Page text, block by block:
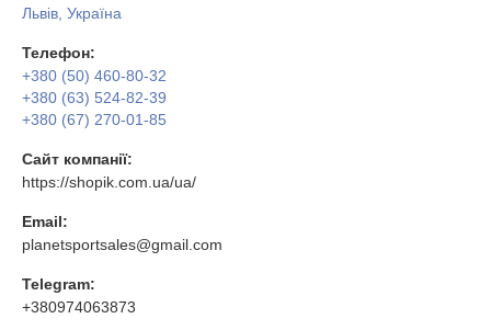
Львів, Україна
Телефон:
+380 (50) 460-80-32
+380 (63) 524-82-39
+380 (67) 270-01-85
Сайт компанії:
https://shopik.com.ua/ua/
Email:
planetsportsales@gmail.com
Telegram:
+380974063873